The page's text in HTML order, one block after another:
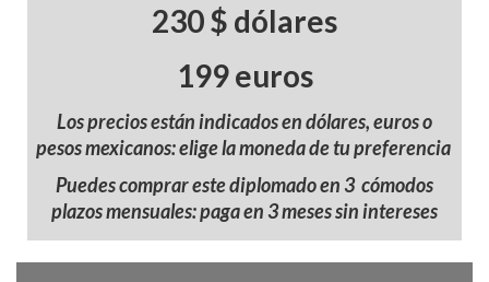
230 $ dólares
199 euros
Los precios están indicados en dólares, euros o
pesos mexicanos: elige la moneda de tu preferencia
Puedes comprar este diplomado en 3 cómodos
plazos mensuales: paga en 3 meses sin intereses